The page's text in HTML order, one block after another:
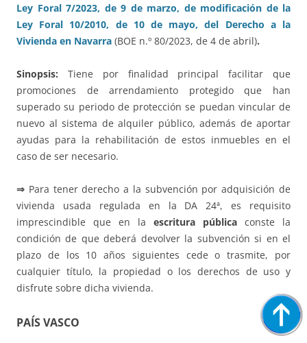
Ley Foral 7/2023, de 9 de marzo, de modificación de la
Ley Foral 10/2010, de 10 de mayo, del Derecho a la
Vivienda en Navarra (BOE n.º 80/2023, de 4 de abril).
Sinopsis: Tiene por finalidad principal facilitar que
promociones de arrendamiento protegido que han
superado su periodo de protección se puedan vincular de
nuevo al sistema de alquiler público, además de aportar
ayudas para la rehabilitación de estos inmuebles en el
caso de ser necesario.
⇒ Para tener derecho a la subvención por adquisición de
vivienda usada regulada en la DA 24ª, es requisito
imprescindible que en la escritura pública conste la
condición de que deberá devolver la subvención si en el
plazo de los 10 años siguientes cede o trasmite, por
cualquier título, la propiedad o los derechos de uso y
disfrute sobre dicha vivienda.
PAÍS VASCO